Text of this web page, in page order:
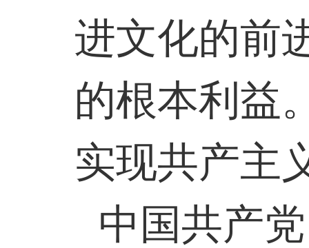
进文化的前
的根本利益
实现共产主
中国共产